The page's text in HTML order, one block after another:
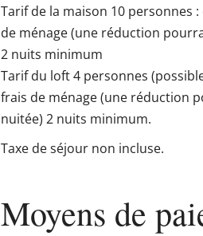
Tarif de la maison 10 personnes
de ménage (une réduction
2 nuits minimum
Tarif du loft 4 personnes
frais de ménage (une réduction
nuitée) 2 nuits minimum.
Taxe de séjour non incluse.
Moyens de